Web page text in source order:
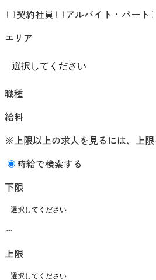
契約社員 アルバイト・パート
エリア
職種
給料
※上限以上の求人を見るには、上
時給で検索する
下限
～
上限